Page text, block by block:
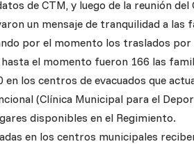
de CTM, y luego de la reunión del
un mensaje de tranquilidad a
por el momento los traslados por
el momento fueron 166 las
en los centros de evacuados que
(Clínica Municipal para el
disponibles en el Regimiento.
en los centros municipales